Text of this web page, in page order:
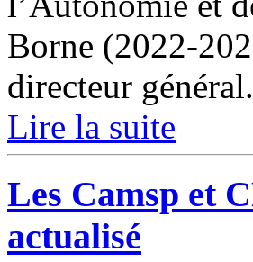
Borne (2022-
directeur
Lire la suite
Les Camsp et
actualisé